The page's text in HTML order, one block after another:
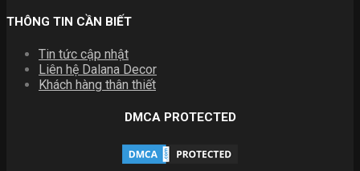
THÔNG TIN CẦN BIẾT
Tin tức cập nhật
Liên hệ Dalana Decor
Khách hàng thân thiết
DMCA PROTECTED